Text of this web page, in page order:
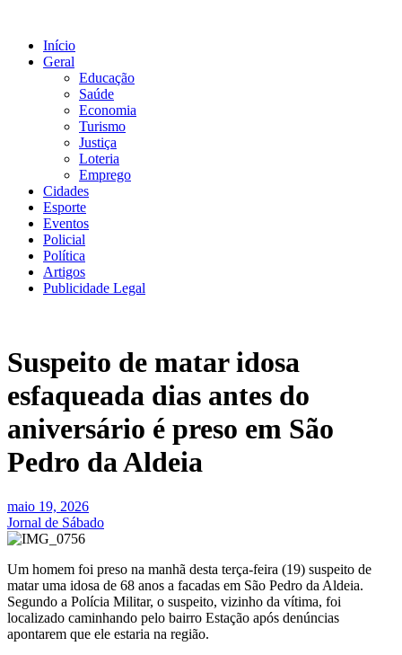
conteúdo
Início
Geral
Educação
Saúde
Economia
Turismo
Justiça
Loteria
Emprego
Cidades
Esporte
Eventos
Policial
Política
Artigos
Publicidade Legal
Suspeito de matar idosa
esfaqueada dias antes do
aniversário é preso em São
Pedro da Aldeia
maio 19, 2026
Jornal de Sábado
Um homem foi preso na manhã desta terça-feira (19) suspeito de
matar uma idosa de 68 anos a facadas em São Pedro da Aldeia.
Segundo a Polícia Militar, o suspeito, vizinho da vítima, foi
localizado caminhando pelo bairro Estação após denúncias
apontarem que ele estaria na região.